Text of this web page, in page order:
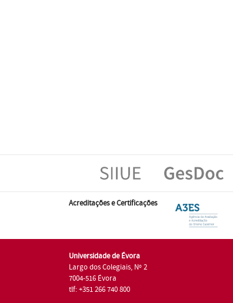
Acreditações e Certificações
Universidade de Évora
Largo dos Colegiais, Nº 2
7004-516 Évora
tlf: +351 266 740 800